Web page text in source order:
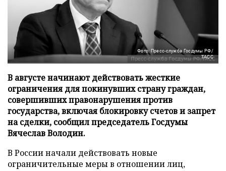
Фото: Пресс-служба Госдумы РФ/
ТАСС
В августе начинают действовать жесткие
ограничения для покинувших страну граждан,
совершивших правонарушения против
государства, включая блокировку счетов и запрет
на сделки, сообщил председатель Госдумы
Вячеслав Володин.
В России начали действовать новые
ограничительные меры в отношении лиц,